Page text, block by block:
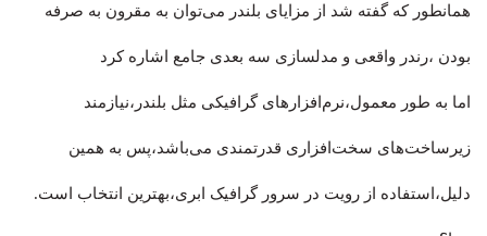
همانطور که گفته شد از مزایای بلندر می‌توان به مقرون به صرفه
بودن ،رندر واقعی و مدلسازی سه بعدی جامع اشاره کرد
اما به طور معمول،نرم‌افزارهای گرافیکی مثل بلندر،نیازمند
زیرساخت‌های سخت‌افزاری قدرتمندی می‌باشد،پس به همین
دلیل،استفاده از رویت در سرور گرافیک ابری،بهترین انتخاب است.